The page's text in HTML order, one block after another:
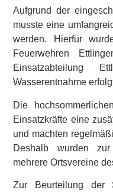
Aufgrund der
musste eine
werden. Hierfür
Feuerwehren
Einsatzabteilung
Wasserentnahme
Die
Einsatzkräfte eine
und machten
Deshalb wurden
mehrere Ortsvereine
Zur Beurteilung der